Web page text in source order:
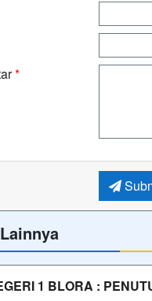
*
1 BLORA :